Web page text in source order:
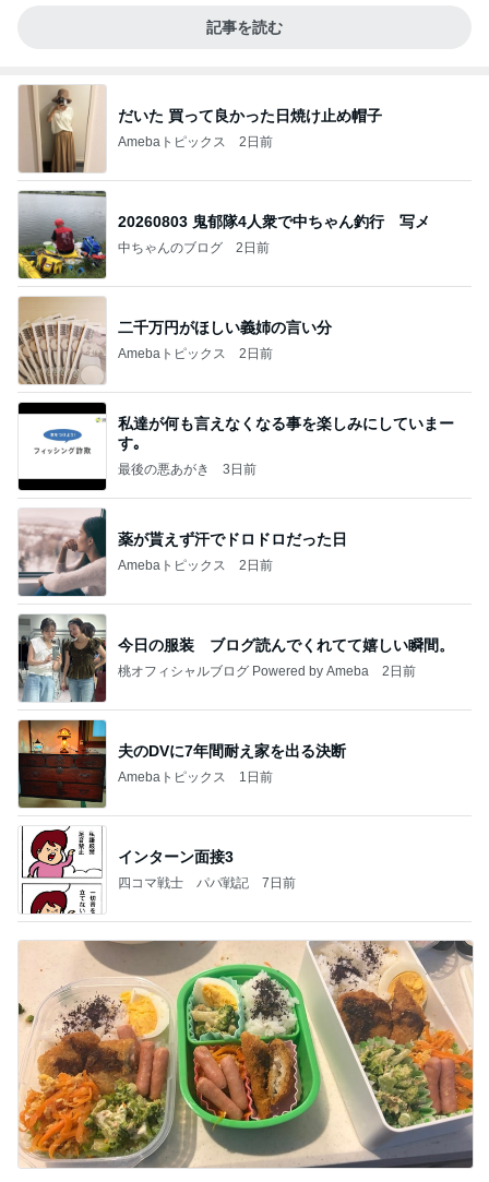
記事を読む
だいた 買って良かった日焼け止め帽子
Amebaトピックス 2日前
20260803 鬼郁隊4人衆で中ちゃん釣行 写メ
中ちゃんのブログ 2日前
二千万円がほしい義姉の言い分
Amebaトピックス 2日前
私達が何も言えなくなる事を楽しみにしていまー
す｡
最後の悪あがき 3日前
薬が貰えず汗でドロドロだった日
Amebaトピックス 2日前
今日の服装 ブログ読んでくれてて嬉しい瞬間。
桃オフィシャルブログ Powered by Ameba 2日前
夫のDVに7年間耐え家を出る決断
Amebaトピックス 1日前
インターン面接3
四コマ戦士 パパ戦記 7日前